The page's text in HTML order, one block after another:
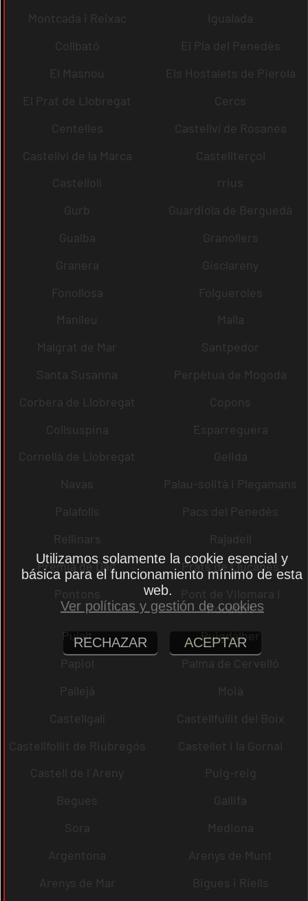
Montcada i Reixac
Igualada
Collbató
El Pla del Penedès
El Masnou
Els Hostalets de Pierola
El Prat de Llobregat
Cercs
Centelles
Castellví de Rosanes
Castellví de la Marca
Castellterçol
Castellolí
rrius
Gurb
Guardiola de Berguedà
Gualba
Granollers
Granera
Gisclareny
Fonollosa
Folgueroles
Manlleu
Malla
Malgrat de Mar
Santpedor
Santa Susanna
Perpètua de Mogoda
Corbera de Llobregat
Copons
Collsuspina
Esparreguera
Cornellà de Llobregat
Gelida
Navas
Palau-solità i Plegamans
Palafolls
Pacs del Penedès
Rellinars
Rajadell
Premià de Dalt
Prats de Lluçanès
Pontons
Pont de Vilomara i
Rocafort
Pujalt
Puigdàlber
Papiol
Palma de Cervelló
Pallejà
Moià
Castellgalí
Castellfullit del Boix
Castellfollit de Riubregós
Castellet i la Gornal
Castell de l´Areny
Puig-reig
Begues
Gallifa
Sora
Mediona
Argentona
Arenys de Munt
Arenys de Mar
Bigues i Riells
Utilizamos solamente la cookie esencial y
básica para el funcionamiento mínimo de esta
web.
Ver políticas y gestión de cookies
RECHAZAR ACEPTAR